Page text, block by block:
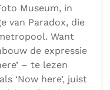
in Architectuur,
Stad, Stedenbouw.
van der
maar een